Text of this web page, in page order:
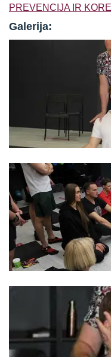
PREVENCIJA IR
Galerija: